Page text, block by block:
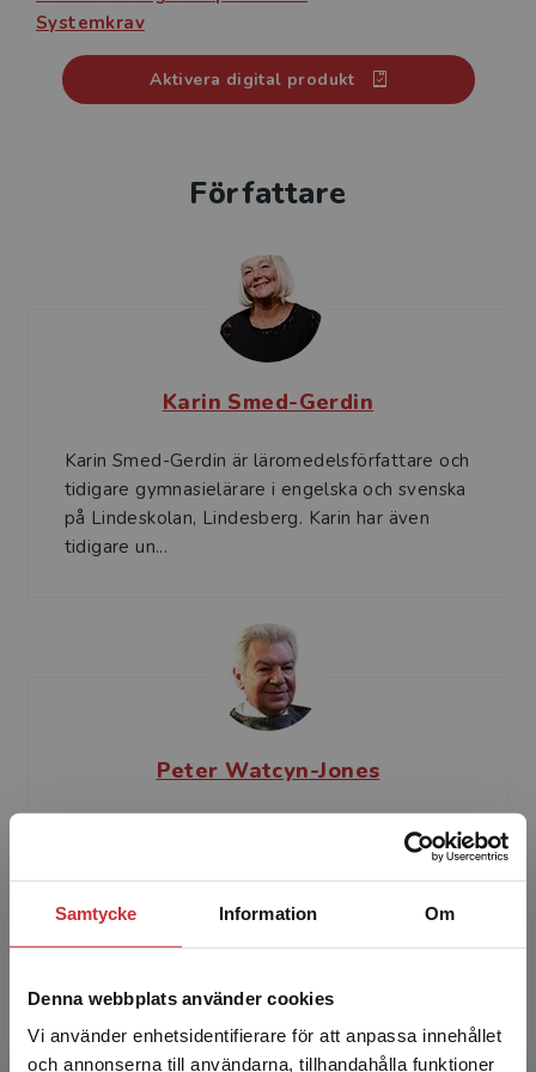
Samtycke Information Om
Denna webbplats använder cookies
Vi använder enhetsidentifierare för att anpassa innehållet
och annonserna till användarna, tillhandahålla funktioner
Systemkrav
Aktivera digital produkt
Författare
Karin Smed-Gerdin
Karin Smed-Gerdin är läromedelsförfattare och
tidigare gymnasielärare i engelska och svenska
på Lindeskolan, Lindesberg. Karin har även
tidigare un...
Peter Watcyn-Jones
Peter Watcyn-Jones är känd både i Sverige och
många andra länder för sina många läromedel.
Bland de senaste kan nämnas Progress Gold
och Magic! Pet...